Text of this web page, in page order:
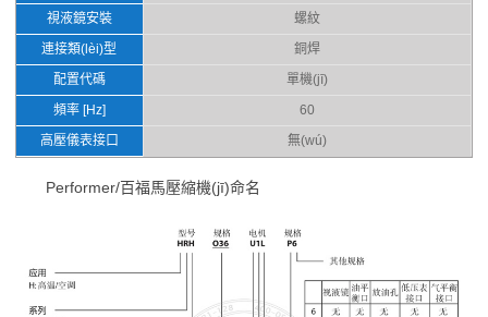
視液鏡安裝
螺紋
連接類(lèi)型
銅焊
配置代碼
單機(jī)
頻率 [Hz]
60
高壓儀表接口
無(wú)
Performer/百福馬壓縮機(jī)命名